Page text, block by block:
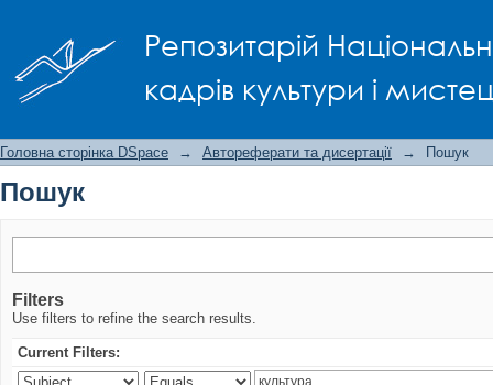
Репозитарій
кадрів культури і
Головна сторінка DSpace → Автореферати та дисертації → Пошук
Пошук
Filters
Use filters to refine the search results.
Current Filters: